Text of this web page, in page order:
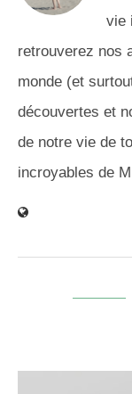
vie
retrouverez nos
monde (et
découvertes et
de notre vie de
incroyables de